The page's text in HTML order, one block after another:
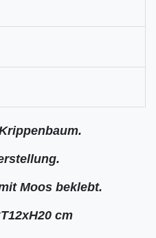
Moos beklebt.
cm